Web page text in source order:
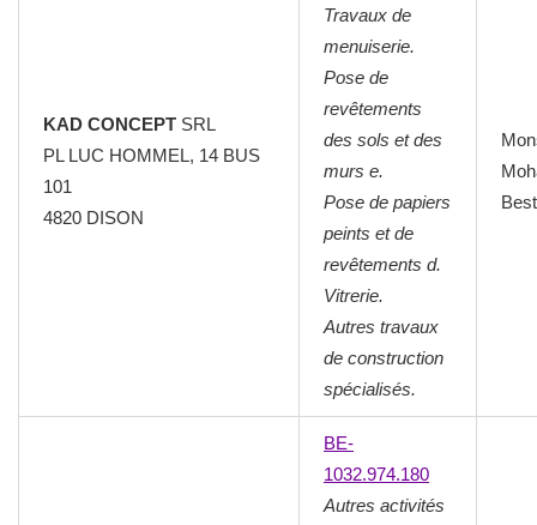
KAD CONCEPT SRL
PL LUC HOMMEL, 14 BUS
101
4820 DISON
Travaux de
menuiserie.
Pose de
revêtements
des sols et des
murs e.
Pose de papiers
peints et de
revêtements d.
Vitrerie.
Autres travaux
de construction
spécialisés.
BE-
1032.974.180
Autres activités